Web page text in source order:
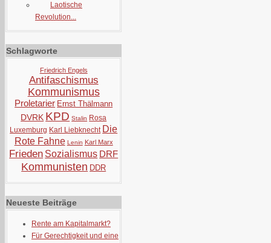
Laotische
Revolution...
Schlagworte
Friedrich Engels
Antifaschismus
Kommunismus
Proletarier Ernst Thälmann
DVRK KPD Stalin Rosa
Luxemburg Karl Liebknecht Die
Rote Fahne Lenin Karl Marx
Frieden Sozialismus DRF
Kommunisten DDR
Neueste Beiträge
Rente am Kapitalmarkt?
Für Gerechtigkeit und eine